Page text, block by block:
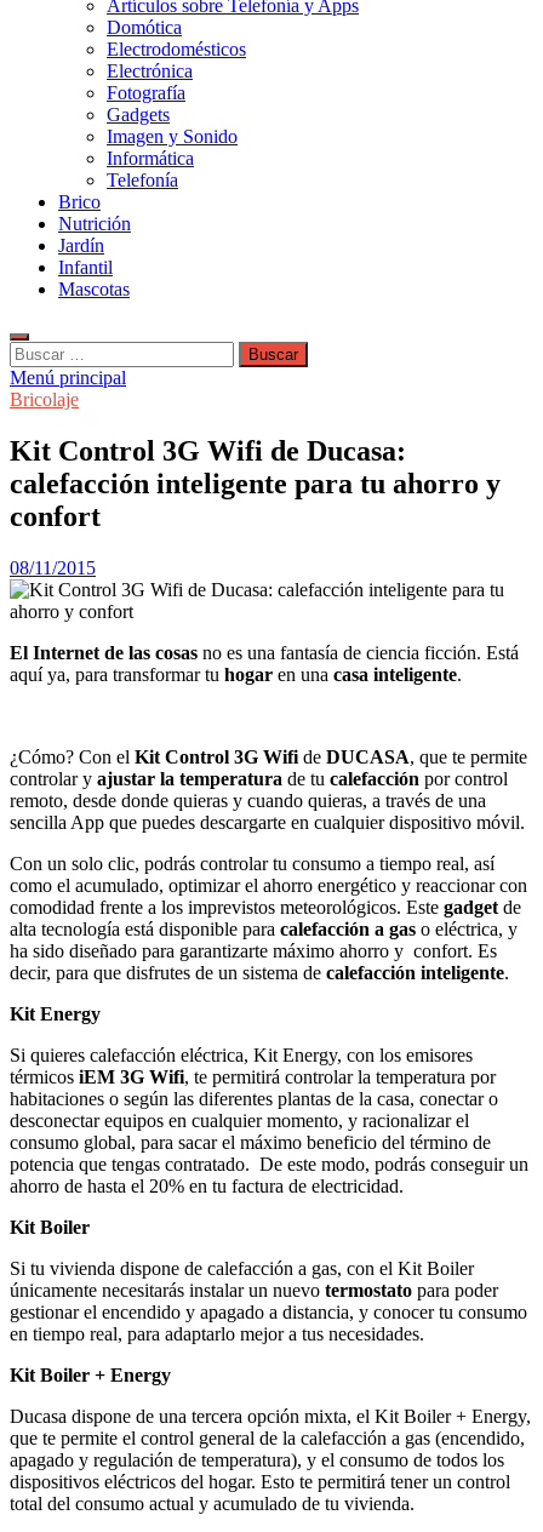
Artículos sobre Telefonía y Apps
Domótica
Electrodomésticos
Electrónica
Fotografía
Gadgets
Imagen y Sonido
Informática
Telefonía
Brico
Nutrición
Jardín
Infantil
Mascotas
Buscar:
Menú principal
Bricolaje
Kit Control 3G Wifi de Ducasa:
calefacción inteligente para tu ahorro y
confort
08/11/2015
El Internet de las cosas no es una fantasía de ciencia ficción. Está
aquí ya, para transformar tu hogar en una casa inteligente.
¿Cómo? Con el Kit Control 3G Wifi de DUCASA, que te permite
controlar y ajustar la temperatura de tu calefacción por control
remoto, desde donde quieras y cuando quieras, a través de una
sencilla App que puedes descargarte en cualquier dispositivo móvil.
Con un solo clic, podrás controlar tu consumo a tiempo real, así
como el acumulado, optimizar el ahorro energético y reaccionar con
comodidad frente a los imprevistos meteorológicos. Este gadget de
alta tecnología está disponible para calefacción a gas o eléctrica, y
ha sido diseñado para garantizarte máximo ahorro y confort. Es
decir, para que disfrutes de un sistema de calefacción inteligente.
Kit Energy
Si quieres calefacción eléctrica, Kit Energy, con los emisores
térmicos iEM 3G Wifi, te permitirá controlar la temperatura por
habitaciones o según las diferentes plantas de la casa, conectar o
desconectar equipos en cualquier momento, y racionalizar el
consumo global, para sacar el máximo beneficio del término de
potencia que tengas contratado. De este modo, podrás conseguir un
ahorro de hasta el 20% en tu factura de electricidad.
Kit Boiler
Si tu vivienda dispone de calefacción a gas, con el Kit Boiler
únicamente necesitarás instalar un nuevo termostato para poder
gestionar el encendido y apagado a distancia, y conocer tu consumo
en tiempo real, para adaptarlo mejor a tus necesidades.
Kit Boiler + Energy
Ducasa dispone de una tercera opción mixta, el Kit Boiler + Energy,
que te permite el control general de la calefacción a gas (encendido,
apagado y regulación de temperatura), y el consumo de todos los
dispositivos eléctricos del hogar. Esto te permitirá tener un control
total del consumo actual y acumulado de tu vivienda.